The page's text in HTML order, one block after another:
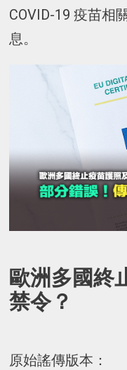
COVID-19 疫苗相
息。
歐洲多國終
禁令？
原始謠傳版本：